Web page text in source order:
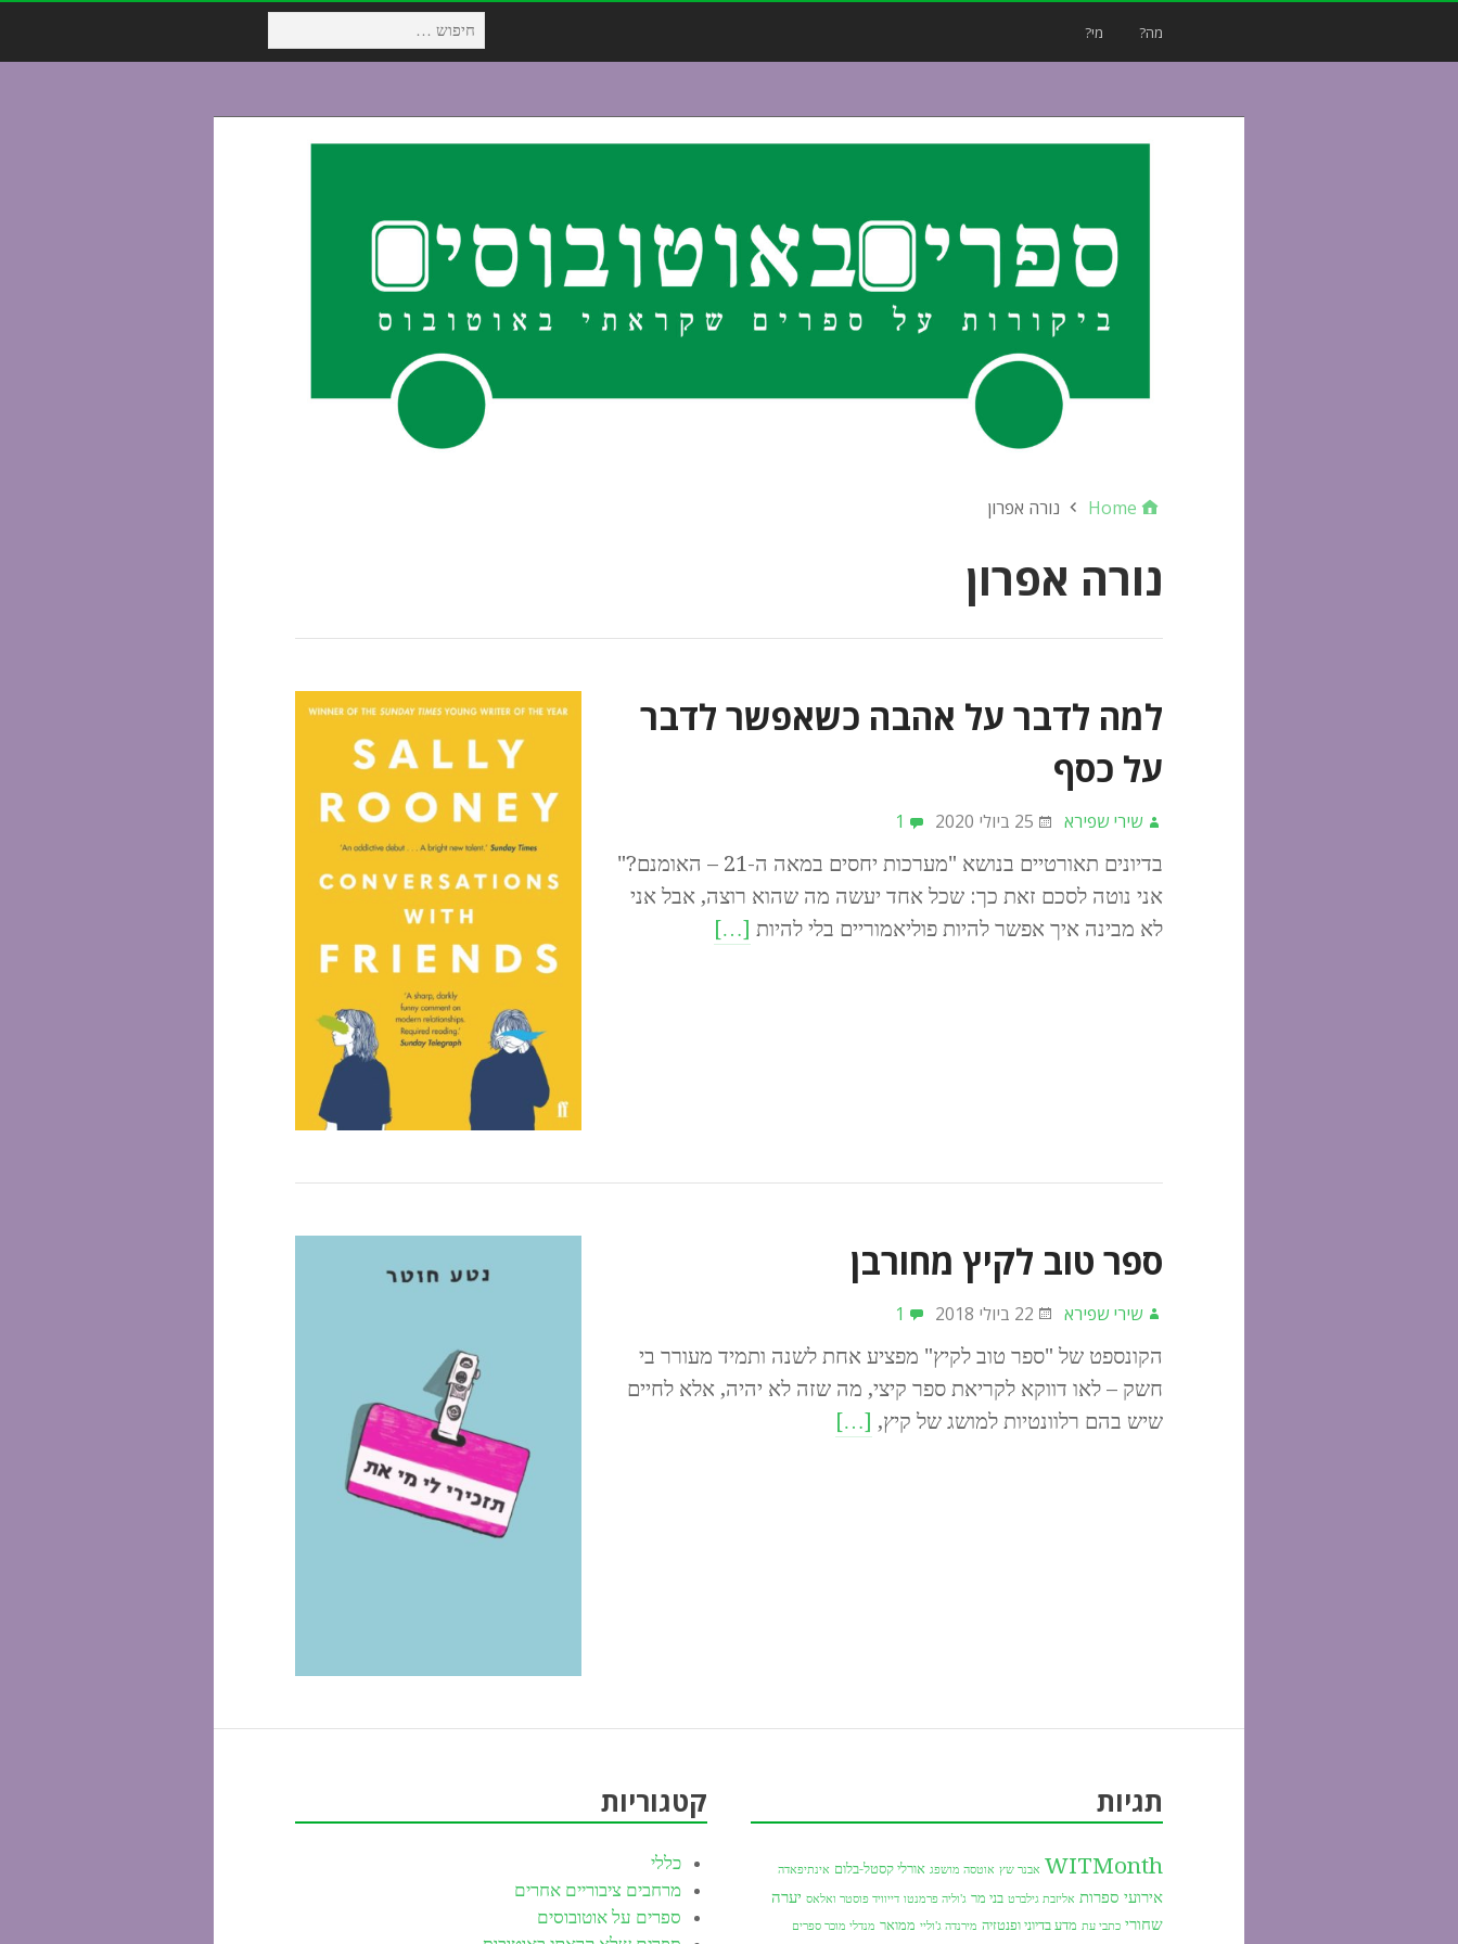
מה? מי?
Home נורה אפרון
נורה אפרון
למה לדבר על אהבה כשאפשר לדבר
על כסף
שירי שפירא 25 ביולי 2020 1
בדיונים תאורטיים בנושא "מערכות יחסים במאה ה-21 – האומנם?"
אני נוטה לסכם זאת כך: שכל אחד יעשה מה שהוא רוצה, אבל אני
לא מבינה איך אפשר להיות פוליאמוריים בלי להיות […]
ספר טוב לקיץ מחורבן
שירי שפירא 22 ביולי 2018 1
הקונספט של "ספר טוב לקיץ" מפציע אחת לשנה ותמיד מעורר בי
חשק – לאו דווקא לקריאת ספר קיצי, מה שזה לא יהיה, אלא לחיים
שיש בהם רלוונטיות למושג של קיץ, […]
תגיות
WITMonth אבנר שץ אוטסה מושפג אורלי קסטל-בלום אינתיפאדה
אירועי ספרות אליזבת גילברט בני מר ג'וליה פרמנטו דייוויד פוסטר ואלאס יערה
שחורי כתבי עת מדע בדיוני ופנטזיה מירנדה ג'וליי ממואר מנדלי מוכר ספרים
קטגוריות
כללי
מרחבים ציבוריים אחרים
ספרים על אוטובוסים